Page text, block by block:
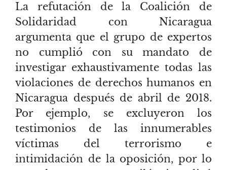
La refutación de la Coalición de
Solidaridad con Nicaragua
argumenta que el grupo de expertos
no cumplió con su mandato de
investigar exhaustivamente todas las
violaciones de derechos humanos en
Nicaragua después de abril de 2018.
Por ejemplo, se excluyeron los
testimonios de las innumerables
víctimas del terrorismo e
intimidación de la oposición, por lo